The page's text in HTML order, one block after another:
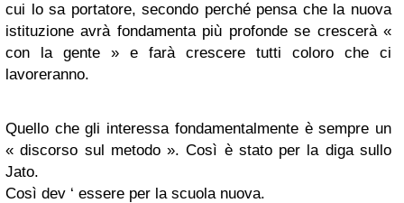
cui lo sa portatore, secondo perché pensa che la nuova
istituzione avrà fondamenta più profonde se crescerà «
con la gente » e farà crescere tutti coloro che ci
lavoreranno.
Quello che gli interessa fondamentalmente è sempre un
« discorso sul metodo ». Così è stato per la diga sullo
Jato.
Così dev ‘ essere per la scuola nuova.